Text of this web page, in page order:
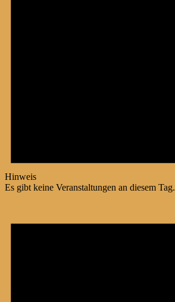
Hinweis
Es gibt keine Veranstaltungen an diesem Tag.